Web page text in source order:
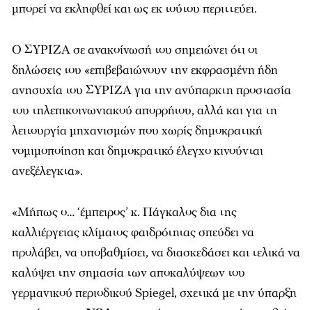
μπορεί να εκληφθεί και ως εκ τούτου περιττεύει.
Ο ΣΥΡΙΖΑ σε ανακοίνωσή του σημειώνει ότι οι
δηλώσεις του «επιβεβαιώνουν την εκφρασμένη ήδη
ανησυχία του ΣΥΡΙΖΑ για την ανύπαρκτη προστασία
του τηλεπικοινωνιακού απορρήτου, αλλά και για τη
λειτουργία μηχανισμών που χωρίς δημοκρατική
νομιμοποίηση και δημοκρατικό έλεγχο κινούνται
ανεξέλεγκτα».
«Μήπως ο… ‘έμπειρος’ κ. Πάγκαλος δια της
καλλιέργειας κλίματος φαιδρότητας σπεύδει να
προλάβει, να υποβαθμίσει, να διασκεδάσει και τελικά να
καλύψει την σημασία των αποκαλύψεων του
γερμανικού περιοδικού Spiegel, σχετικά με την ύπαρξη